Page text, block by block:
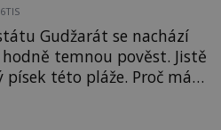
Gudžarát se nachází
temnou pověst. Jistě
této pláže. Proč má
jsou
došlo k nevysvětlitelným